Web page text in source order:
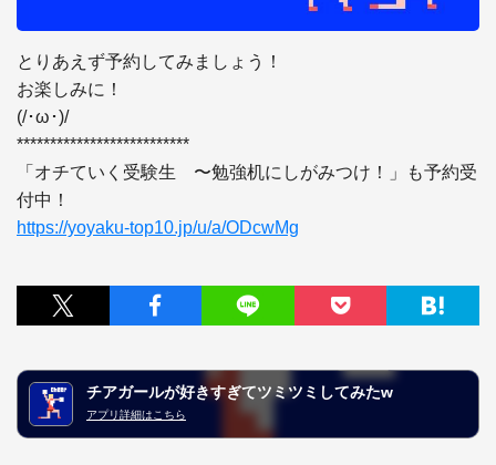
とりあえず予約してみましょう！
お楽しみに！
(/･ω･)/
**************************
「オチていく受験生　〜勉強机にしがみつけ！」も予約受
https://yoyaku-top10.jp/u/a/ODcwMg
チアガールが好きすぎてツミツミしてみたw
アプリ詳細はこちら